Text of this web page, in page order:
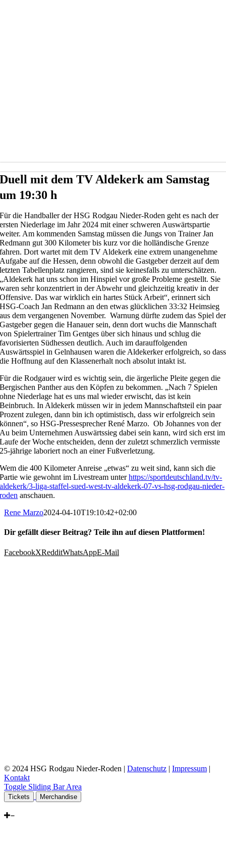
Duell mit dem TV Aldekerk am Samstag
um 19:30 h
Für die Handballer der HSG Rodgau Nieder-Roden geht es nach der
ersten Niederlage im Jahr 2024 mit einer schweren Auswärtspartie
weiter. Am kommenden Samstag müssen die Jungs von Trainer Jan
Redmann gut 300 Kilometer bis kurz vor die holländische Grenze
fahren. Dort wartet mit dem TV Aldekerk eine extrem unangenehme
Aufgabe auf die Hessen, denn obwohl die Gastgeber derzeit auf dem
letzten Tabellenplatz rangieren, sind sie keinesfalls zu unterschätzen.
„Aldekerk hat uns schon im Hinspiel vor große Probleme gestellt. Sie
waren sehr konzentriert in der Abwehr und gleichzeitig kreativ in der
Offensive. Das war wirklich ein hartes Stück Arbeit“, erinnert sich
HSG-Coach Jan Redmann an den etwas glücklichen 33:32 Heimsieg
aus dem vergangenen November. Warnung dürfte zudem das Spiel der
Gastgeber gegen die Hanauer sein, denn dort wuchs die Mannschaft
von Spielertrainer Tim Gentges über sich hinaus und schlug die
favorisierten Südhessen deutlich. Auch im darauffolgenden
Auswärtsspiel in Gelnhausen waren die Aldekerker erfolgreich, so dass
die Hoffnung auf den Klassenerhalt noch absolut intakt ist.
Für die Rodgauer wird es wichtig sein, die ärgerliche Pleite gegen die
Bergischen Panther aus den Köpfen zu bekommen. „Nach 7 Spielen
ohne Niederlage hat es uns mal wieder erwischt, das ist kein
Beinbruch. In Aldekerk müssen wir in jedem Mannschaftsteil ein paar
Prozent zulegen, dann bin ich optimistisch, dass wir erfolgreich sein
können“, so HSG-Pressesprecher René Marzo. Ob Johannes von der
Au beim Unternehmen Auswärtssieg dabei sein kann, wird sich erst im
Laufe der Woche entscheiden, denn der zuletzt schmerzlich vermisste
25-jährige laboriert noch an einer Fußverletzung.
Wem die 400 Kilometer Anreise „etwas“ zu weit sind, kann sich die
Partie wie gewohnt im Livestream unterhttps://sportdeutschland.tv/tv-
aldekerk/3-liga-staffel-sued-west-tv-aldekerk-07-vs-hsg-rodgau-nieder-
roden anschauen.
Rene Marzo2024-04-10T19:10:42+02:00
Dir gefällt dieser Beitrag? Teile ihn auf diesen Plattformen!
FacebookXRedditWhatsAppE-Mail
© 2024 HSG Rodgau Nieder-Roden | Datenschutz | Impressum |
Kontakt
Toggle Sliding Bar Area
Tickets Merchandise